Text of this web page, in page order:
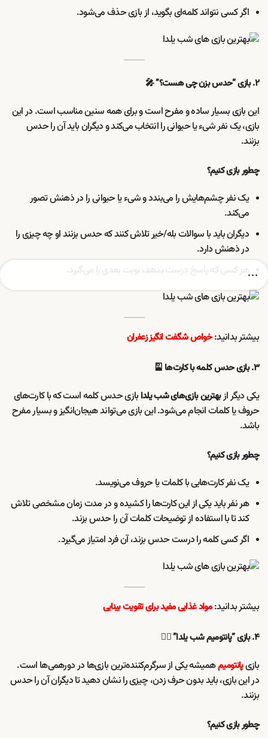
اگر کسی نتواند کلمه‌ای بگوید، از بازی حذف می‌شود.
۲. بازی “حدس بزن چی هست؟” 🎤
این بازی بسیار ساده و مفرح است و برای همه سنین مناسب است. در این
بازی، یک نفر شیء یا حیوانی را انتخاب می‌کند و دیگران باید آن را حدس
بزنند.
چطور بازی کنیم؟
یک نفر چشم‌هایش را می‌بندد و شیء یا حیوانی را در ذهنش تصور
می‌کند.
دیگران باید با سوالات بله/خیر تلاش کنند که حدس بزنند او چه چیزی را
در ذهنش دارد.
بیشتر بدانید:خواص شگفت انگیز زعفران
۳. بازی حدس کلمه با کارت‌ها 🎴
یکی دیگر ازبهترین بازی‌های شب یلدا بازی حدس کلمه است که با کارت‌های
حروف یا کلمات انجام می‌شود. این بازی می‌تواند هیجان‌انگیز و بسیار مفرح
باشد.
چطور بازی کنیم؟
یک نفر کارت‌هایی با کلمات یا حروف می‌نویسد.
هر نفر باید یکی از این کارت‌ها را کشیده و در مدت زمان مشخصی تلاش
کند تا با استفاده از توضیحات کلمات آن را حدس بزند.
اگر کسی کلمه را درست حدس بزند، آن فرد امتیاز می‌گیرد.
بیشتر بدانید:مواد غذایی مفید برای تقویت بینایی
۴. بازی “پانتومیم شب یلدا” 🤷‍♂️
بازیپانتومیمهمیشه یکی از سرگرم‌کننده‌ترین بازی‌ها در دورهمی‌ها است.
در این بازی، باید بدون حرف زدن، چیزی را نشان دهید تا دیگران آن را حدس
بزنند.
چطور بازی کنیم؟